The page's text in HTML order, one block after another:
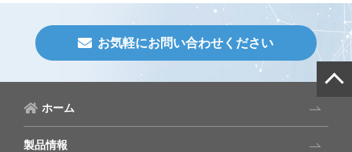
お気軽にお問い合わせください
ホーム
製品情報